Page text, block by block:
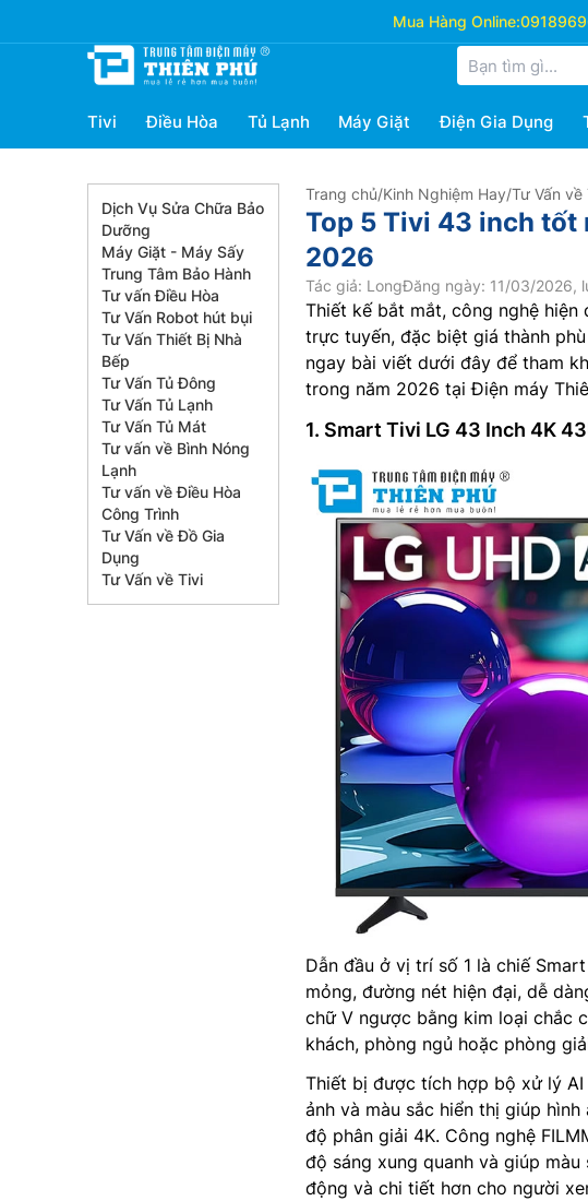
Mua Hàng Online:
Tivi Điều Hòa Tủ Lạnh Máy Giặt Điện Gia Dụng
Dịch Vụ Sửa Chữa Bảo
Dưỡng
Máy Giặt - Máy Sấy
Trung Tâm Bảo Hành
Tư vấn Điều Hòa
Tư Vấn Robot hút bụi
Tư Vấn Thiết Bị Nhà
Bếp
Tư Vấn Tủ Đông
Tư Vấn Tủ Lạnh
Tư Vấn Tủ Mát
Tư vấn về Bình Nóng
Lạnh
Tư vấn về Điều Hòa
Công Trình
Tư Vấn về Đồ Gia
Dụng
Tư Vấn về Tivi
Trang chủ/Kinh Nghiệm Hay/Tư Vấn về
Top 5 Tivi 43 inch tốt
2026
Tác giả: LongĐăng ngày: 11/03/2026,
Thiết kế bắt mắt, công nghệ
trực tuyến, đặc biệt giá thành
ngay bài viết dưới đây để tham
trong năm 2026 tại Điện máy
1. Smart Tivi LG 43 Inch 4K
Dẫn đầu ở vị trí số 1 là chiế Smart
mỏng, đường nét hiện đại, dễ
chữ V ngược bằng kim loại chắc
khách, phòng ngủ hoặc phòng
Thiết bị được tích hợp bộ xử lý AI
ảnh và màu sắc hiển thị giúp
độ phân giải 4K. Công nghệ
độ sáng xung quanh và giúp
động và chi tiết hơn cho người